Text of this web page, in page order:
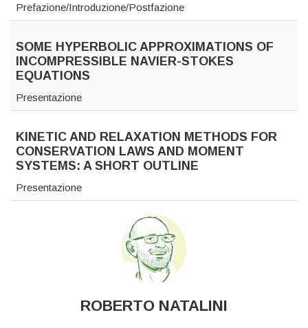
Prefazione/Introduzione/Postfazione
SOME HYPERBOLIC APPROXIMATIONS OF
INCOMPRESSIBLE NAVIER-STOKES
EQUATIONS
Presentazione
KINETIC AND RELAXATION METHODS FOR
CONSERVATION LAWS AND MOMENT
SYSTEMS: A SHORT OUTLINE
Presentazione
ROBERTO NATALINI